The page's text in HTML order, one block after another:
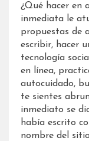
¿Qué hacer en
inmediata le
propuestas de
escribir, hacer
tecnología
en línea,
autocuidado,
te sientes
inmediato se
había escrito
nombre del